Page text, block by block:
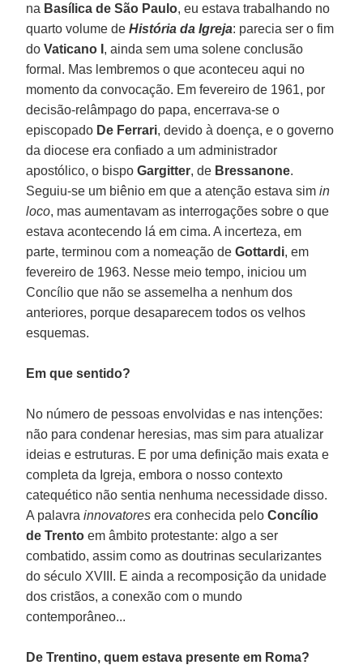
na Basílica de São Paulo, eu estava trabalhando no
quarto volume deHistória da Igreja: parecia ser o fim
doVaticano I , ainda sem uma solene conclusão
formal. Mas lembremos o que aconteceu aqui no
momento da convocação. Em fevereiro de 1961, por
decisão-relâmpago do papa, encerrava-se o
episcopado De Ferrari, devido à doença, e o governo
da diocese era confiado a um administrador
apostólico, o bispoGargitter, de Bressanone.
Seguiu-se um biênio em que a atenção estava simin
loco, mas aumentavam as interrogações sobre o que
estava acontecendo lá em cima. A incerteza, em
parte, terminou com a nomeação deGottardi, em
fevereiro de 1963. Nesse meio tempo, iniciou um
Concílio que não se assemelha a nenhum dos
anteriores, porque desaparecem todos os velhos
esquemas.
Em que sentido?
No número de pessoas envolvidas e nas intenções:
não para condenar heresias, mas sim para atualizar
ideias e estruturas. E por uma definição mais exata e
completa da Igreja, embora o nosso contexto
catequético não sentia nenhuma necessidade disso.
A palavrainnovatores era conhecida peloConcílio
de Trentoem âmbito protestante: algo a ser
combatido, assim como as doutrinas secularizantes
do século XVIII. E ainda a recomposição da unidade
dos cristãos, a conexão com o mundo
contemporâneo...
De Trentino, quem estava presente em Roma?